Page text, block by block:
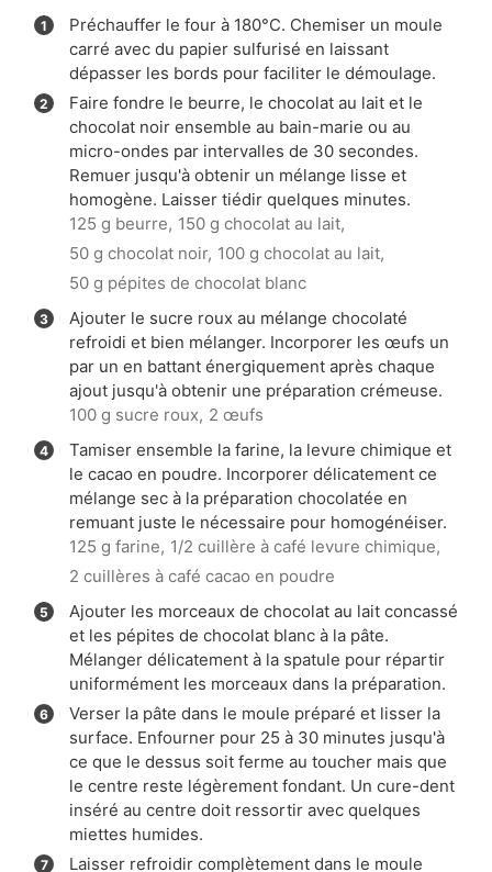
Préchauffer le four à 180°C. Chemiser un moule
carré avec du papier sulfurisé en laissant
dépasser les bords pour faciliter le démoulage.
Faire fondre le beurre, le chocolat au lait et le
chocolat noir ensemble au bain-marie ou au
micro-ondes par intervalles de 30 secondes.
Remuer jusqu'à obtenir un mélange lisse et
homogène. Laisser tiédir quelques minutes.
125 g beurre, 150 g chocolat au lait,
50 g chocolat noir, 100 g chocolat au lait,
50 g pépites de chocolat blanc
Ajouter le sucre roux au mélange chocolaté
refroidi et bien mélanger. Incorporer les œufs un
par un en battant énergiquement après chaque
ajout jusqu'à obtenir une préparation crémeuse.
100 g sucre roux, 2 œufs
Tamiser ensemble la farine, la levure chimique et
le cacao en poudre. Incorporer délicatement ce
mélange sec à la préparation chocolatée en
remuant juste le nécessaire pour homogénéiser.
125 g farine, 1/2 cuillère à café levure chimique,
2 cuillères à café cacao en poudre
Ajouter les morceaux de chocolat au lait concassé
et les pépites de chocolat blanc à la pâte.
Mélanger délicatement à la spatule pour répartir
uniformément les morceaux dans la préparation.
Verser la pâte dans le moule préparé et lisser la
surface. Enfourner pour 25 à 30 minutes jusqu'à
ce que le dessus soit ferme au toucher mais que
le centre reste légèrement fondant. Un cure-dent
inséré au centre doit ressortir avec quelques
miettes humides.
Laisser refroidir complètement dans le moule